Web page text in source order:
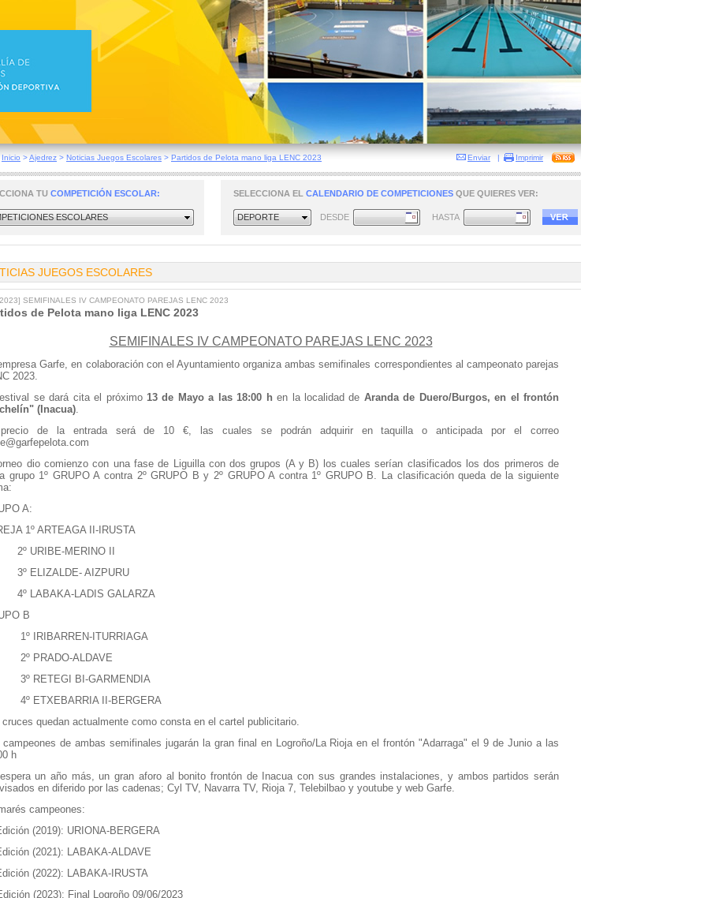
Inicio >Ajedrez > Noticias Juegos Escolares > Partidos de Pelota mano liga LENC 2023 Enviar | Imprimir
TU COMPETICIÓN ESCOLAR:
ESCOLARES
SELECCIONA EL CALENDARIO DE COMPETICIONES QUE QUIERES VER:
DEPORTE DESDE HASTA
JUEGOS ESCOLARES
SEMIFINALES IV CAMPEONATO PAREJAS LENC 2023
de Pelota mano liga LENC 2023
SEMIFINALES IV CAMPEONATO PAREJAS LENC 2023
Garfe, en colaboración con el Ayuntamiento organiza ambas semifinales correspondientes al campeonato parejas
2023.
se dará cita el próximo13 de Mayo a las 18:00 h en la localidad de Aranda de Duero/Burgos, en el frontón
(Inacua).
de la entrada será de 10 €, las cuales se podrán adquirir en taquilla o anticipada por el correo
dio comienzo con una fase de Liguilla con dos grupos (A y B) los cuales serían clasificados los dos primeros de
grupo 1º GRUPO A contra 2º GRUPO B y 2º GRUPO A contra 1º GRUPO B. La clasificación queda de la siguiente
A:
1º ARTEAGA II-IRUSTA
URIBE-MERINO II
ELIZALDE- AIZPURU
LABAKA-LADIS GALARZA
B
IRIBARREN-ITURRIAGA
PRADO-ALDAVE
RETEGI BI-GARMENDIA
ETXEBARRIA II-BERGERA
cruces quedan actualmente como consta en el cartel publicitario.
campeones de ambas semifinales jugarán la gran final en Logroño/La Rioja en el frontón "Adarraga" el 9 de Junio a las
h
un año más, un gran aforo al bonito frontón de Inacua con sus grandes instalaciones, y ambos partidos serán
en diferido por las cadenas; Cyl TV, Navarra TV, Rioja 7, Telebilbao y youtube y web Garfe.
campeones:
(2019): URIONA-BERGERA
(2021): LABAKA-ALDAVE
(2022): LABAKA-IRUSTA
(2023): Final Logroño 09/06/2023